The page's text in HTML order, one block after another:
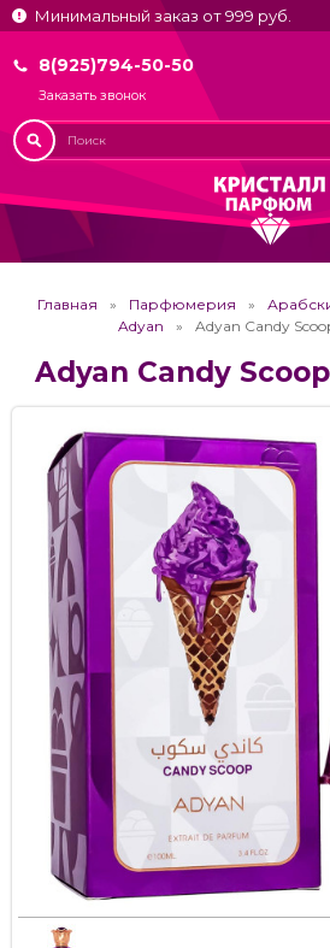
Минимальный заказ от 999 руб.
8(925)794-50-50
Заказать звонок
Главная Парфюмерия
Adyan
Adyan Candy
Adyan Candy